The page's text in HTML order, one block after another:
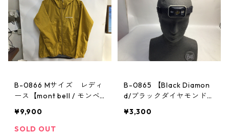
B-0866 Mサイズ レディ
ース【mont bell / モンベ
ジャケット： レディース
¥9,900
SOLD OUT
B-0865 【Black Diamon
d/ブラックダイヤモンド】
¥3,300